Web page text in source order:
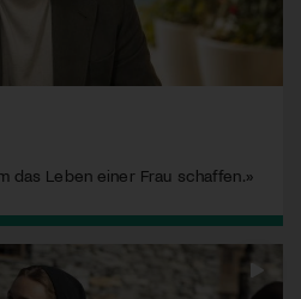
das Leben einer Frau schaffen.»